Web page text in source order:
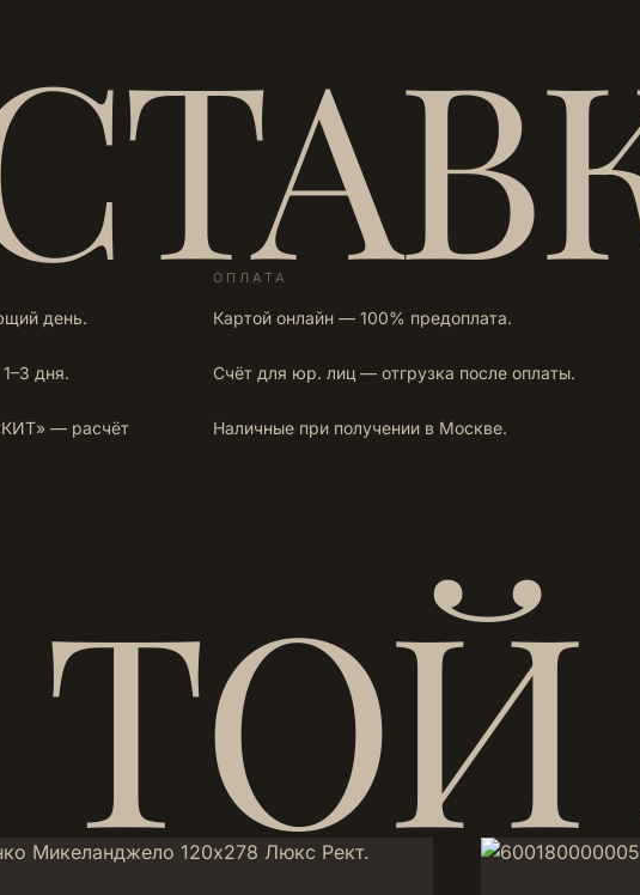
день.
дня.
— расчёт
ОПЛАТА
Картой онлайн — 100% предоплата.
Счёт для юр. лиц — отгрузка после оплаты.
Наличные при получении в Москве.